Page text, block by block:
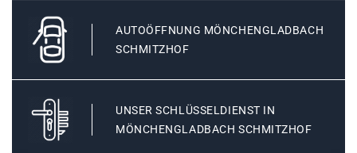
AUTOÖFFNUNG MÖNCHENGLADBACH
SCHMITZHOF
UNSER SCHLÜSSELDIENST IN
MÖNCHENGLADBACH SCHMITZHOF